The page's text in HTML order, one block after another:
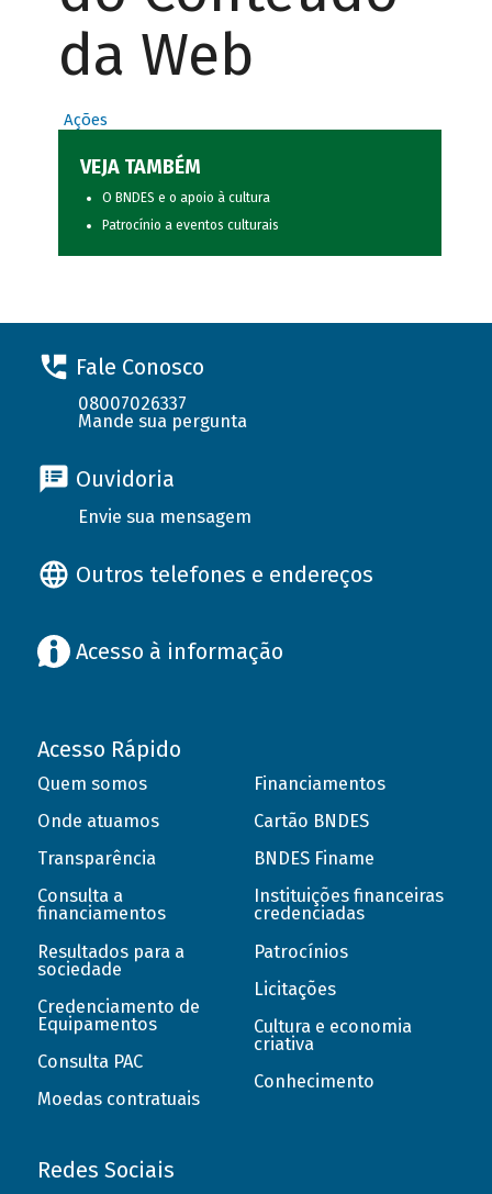
da Web
Ações
VEJA TAMBÉM
O BNDES e o apoio à cultura
Patrocínio a eventos culturais
Fale Conosco
08007026337
Mande sua pergunta
Ouvidoria
Envie sua mensagem
Outros telefones e endereços
Acesso à informação
Acesso Rápido
Quem somos
Onde atuamos
Transparência
Consulta a
financiamentos
Resultados para a
sociedade
Credenciamento de
Equipamentos
Consulta PAC
Moedas contratuais
Financiamentos
Cartão BNDES
BNDES Finame
Instituições financeiras
credenciadas
Patrocínios
Licitações
Cultura e economia
criativa
Conhecimento
Redes Sociais